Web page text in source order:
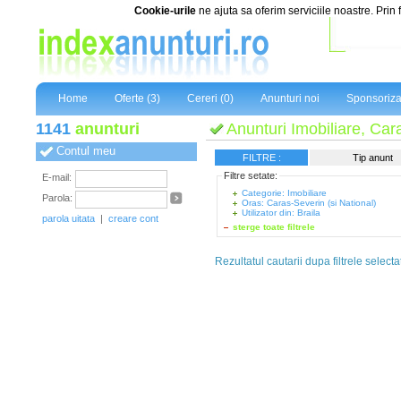
Cookie-urile ne ajuta sa oferim serviciile noastre.
Home Oferte (3) Cereri (0) Anunturi noi
1141 anunturi
Contul meu
E-mail:
Parola:
parola uitata | creare cont
Anunturi Imobiliare,
FILTRE :
Tip anunt
Filtre setate:
Categorie: Imobiliare
Oras: Caras-Severin (si National)
Utilizator din: Braila
sterge toate filtrele
Rezultatul cautarii dupa filtrele